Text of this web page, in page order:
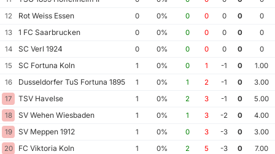
12
Rot Weiss Essen 0 0% 0 0 0 0
0
13
1 FC Saarbrucken 0 0% 0 0 0 0
0
14
SC Verl 1924 0 0% 0 0 0 0
0
15
SC Fortuna Koln 1 0% 0 1 -1 0
1.00
16
Dusseldorfer TuS Fortuna 1895 1 0% 1 2 -1 0
3.00
17
TSV Havelse 1 0% 2 3 -1 0
5.00
18
SV Wehen Wiesbaden 1 0% 1 3 -2 0
4.00
19
SV Meppen 1912 1 0% 0 3 -3 0
3.00
20
FC Viktoria Koln 1 0% 2 5 -3 0 7.00